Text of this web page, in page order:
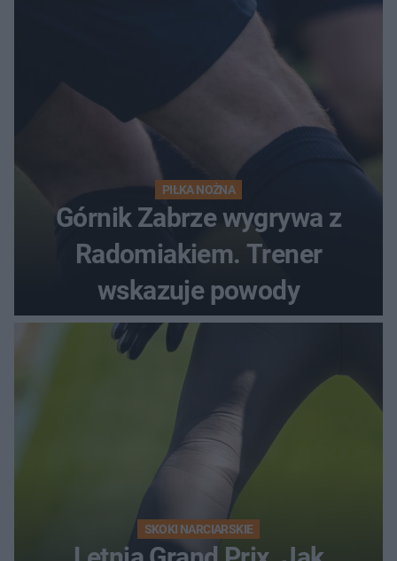
PIŁKA NOŻNA
Górnik Zabrze wygrywa z
Radomiakiem. Trener
wskazuje powody
SKOKI NARCIARSKIE